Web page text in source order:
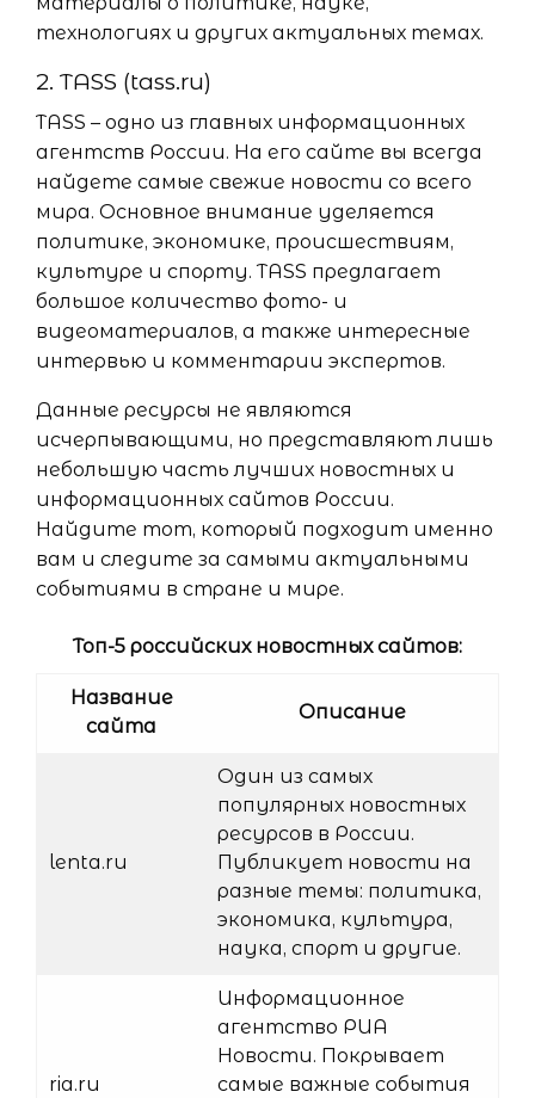
технологиях и других актуальных темах.
2. TASS (tass.ru)
TASS – одно из главных информационных
агентств России. На его сайте вы всегда
найдете самые свежие новости со всего
мира. Основное внимание уделяется
политике, экономике, происшествиям,
культуре и спорту. TASS предлагает
большое количество фото- и
видеоматериалов, а также интересные
интервью и комментарии экспертов.
Данные ресурсы не являются
исчерпывающими, но представляют лишь
небольшую часть лучших новостных и
информационных сайтов России.
Найдите тот, который подходит именно
вам и следите за самыми актуальными
событиями в стране и мире.
Топ-5 российских новостных сайтов:
Название
сайта
Описание
lenta.ru
Один из самых
популярных новостных
ресурсов в России.
Публикует новости на
разные темы: политика,
экономика, культура,
наука, спорт и другие.
ria.ru
Информационное
агентство РИА
Новости. Покрывает
самые важные события